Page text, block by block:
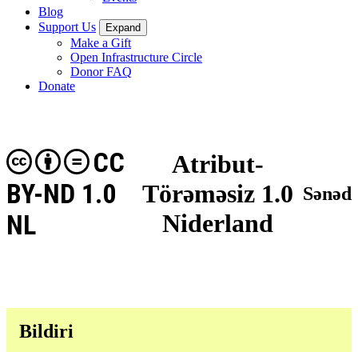
Blog
Support Us
Expand
Make a Gift
Open Infrastructure Circle
Donor FAQ
Donate
Atribut-
Törəməsiz 1.0
Niderland
CC
BY-ND 1.0
NL
Sənəd
Bildiri